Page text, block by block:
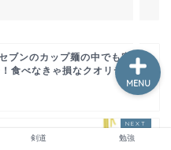
ブンのカップ麺の中でも完成
食べなきゃ損なクオリティ
ン
剣道 勉強
MENU